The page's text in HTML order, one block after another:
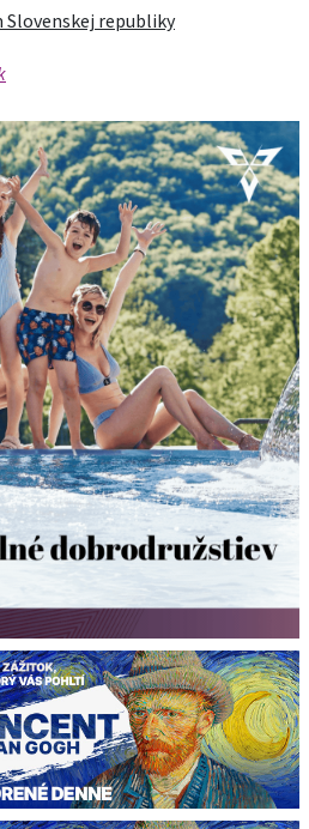
Slovenskej republiky